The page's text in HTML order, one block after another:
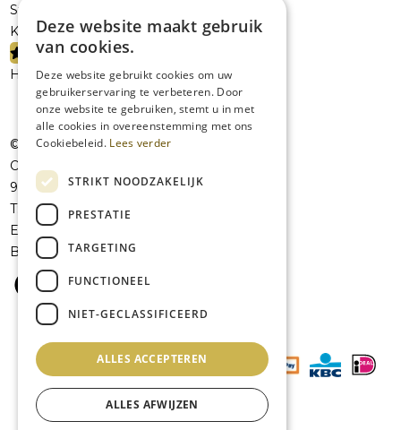
Sterke dranken
Kelderresten
PROMOTIES
Handelaars
© JolieVOF
Oudenaardsesteenweg 258a
9420 Erpe-Mere
T:
+32 53 41 07 42
E:
info@jolievof.be
BE 0808456101
Deze website maakt gebruik
van cookies.
Deze website gebruikt cookies om uw
gebruikerservaring te verbeteren. Door
onze website te gebruiken, stemt u in met
alle cookies in overeenstemming met ons
Cookiebeleid. Lees verder
STRIKT NOODZAKELIJK
PRESTATIE
TARGETING
FUNCTIONEEL
NIET-GECLASSIFICEERD
ALLES ACCEPTEREN
ALLES AFWIJZEN